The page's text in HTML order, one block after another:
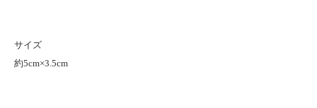
サイズ
約5cm×3.5cm